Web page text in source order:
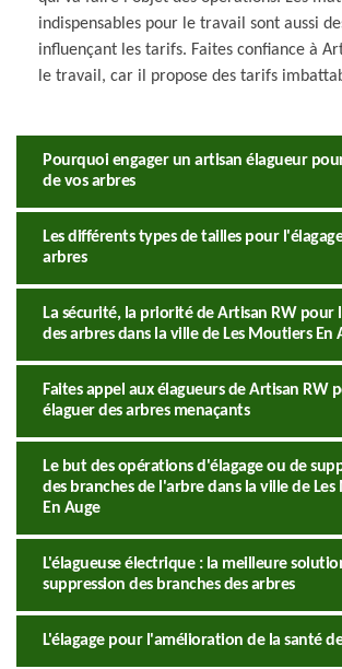
indispensables pour le travail sont aussi
influençant les tarifs. Faites confiance à
le travail, car il propose des tarifs
Pourquoi engager un artisan élagueur
de vos arbres
Les différents types de tailles pour
arbres
La sécurité, la priorité de Artisan RW pour
des arbres dans la ville de Les Moutiers En
Faites appel aux élagueurs de Artisan RW
élaguer des arbres menaçants
Le but des opérations d'élagage ou de
des branches de l'arbre dans la ville de
En Auge
L'élagueuse électrique : la meilleure
suppression des branches des arbres
L'élagage pour l'amélioration de la santé